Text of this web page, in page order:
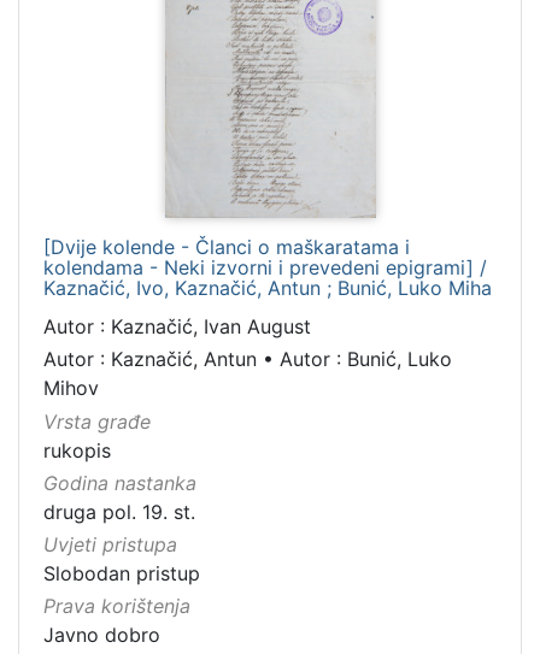
[Dvije kolende - Članci o maškaratama i
kolendama - Neki izvorni i prevedeni epigrami] /
Kaznačić, Ivo, Kaznačić, Antun ; Bunić, Luko Miha
Autor : Kaznačić, Ivan August
Autor : Kaznačić, Antun • Autor : Bunić, Luko
Mihov
Vrsta građe
rukopis
Godina nastanka
druga pol. 19. st.
Uvjeti pristupa
Slobodan pristup
Prava korištenja
Javno dobro